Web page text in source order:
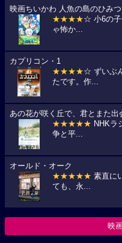
映画ちいかわ 人魚の島のひみつ
★★★★☆ 小6の子
ゃ怖か...
カプリコン・1
★★★★☆ ずいぶ
たです。作...
あの花が咲く丘で、君とまた出
★★★★★ NHKラ
争と平...
オールド・オーク
★★★★★ 素直に
ても、永...
映